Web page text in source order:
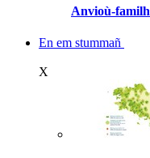
Anvioù-familh
En em stummañ
X